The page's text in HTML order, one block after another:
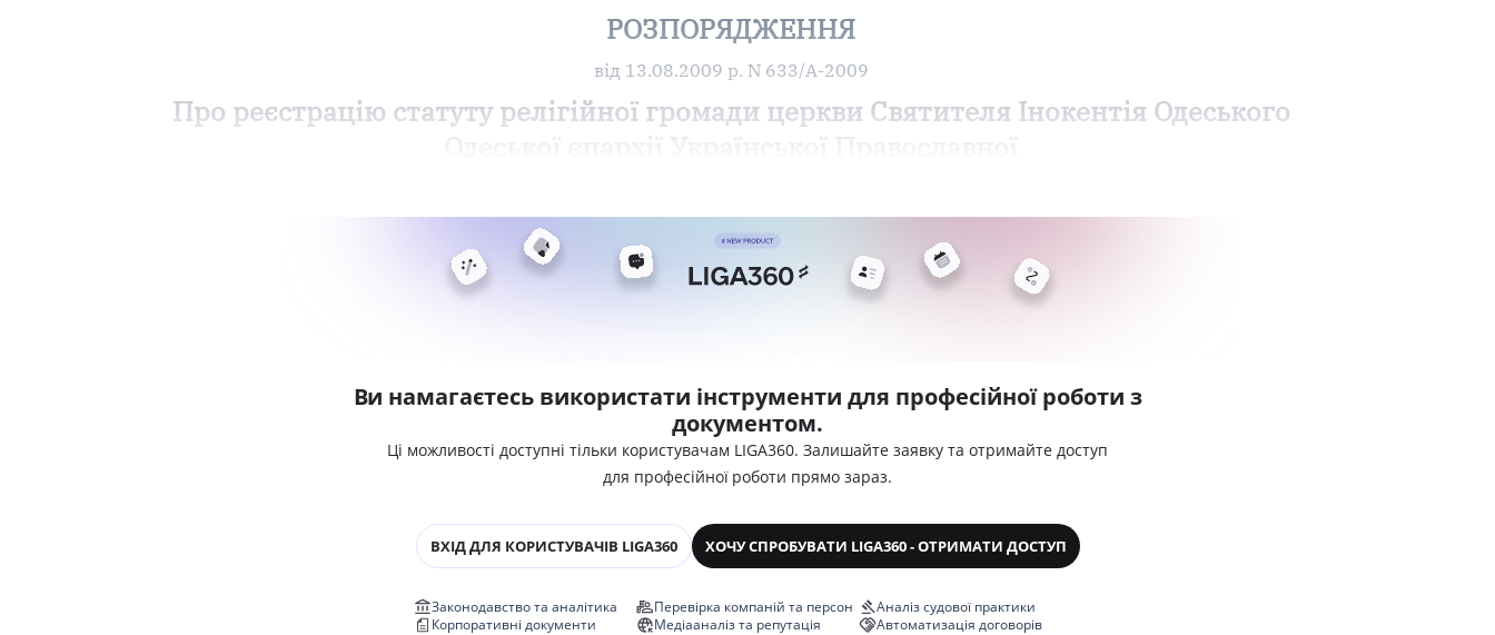
РОЗПОРЯДЖЕННЯ
від 13.08.2009 р. N 633/А-2009
Про реєстрацію статуту релігійної громади церкви Святителя Інокентія Одеського
Ви намагаєтесь використати інструменти для професійної роботи з
документом.
Ці можливості доступні тільки користувачам LIGA360. Залишайте заявку та отримайте доступ
для професійної роботи прямо зараз.
ВХІД ДЛЯ КОРИСТУВАЧІВ LIGA360 ХОЧУ СПРОБУВАТИ LIGA360 - ОТРИМАТИ ДОСТУП
Законодавство та аналітика
Корпоративні документи
Перевірка компаній та персон
Медіааналіз та репутація
Аналіз судової практики
Автоматизація договорів